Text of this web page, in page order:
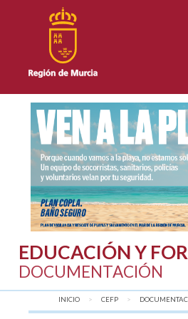
EDUCACIÓN Y
DOCUMENTACIÓN
INICIO CEFP